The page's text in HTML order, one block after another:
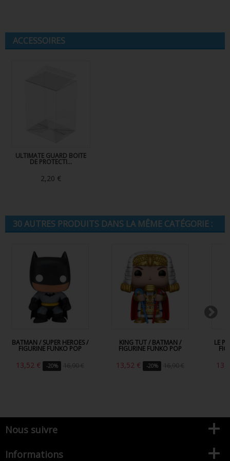
ACCESSOIRES
ULTIMATE GUARD BOITE
DE PROTECTI...
2,20 €
30 AUTRES PRODUITS DANS LA MÊME CATÉGORIE :
BATMAN / SUPER HEROES /
FIGURINE FUNKO POP
13,52 € -20% 16,90 €
KING TUT / BATMAN /
FIGURINE FUNKO POP
13,52 € -20% 16,90 €
LE
Nous suivre
Informations